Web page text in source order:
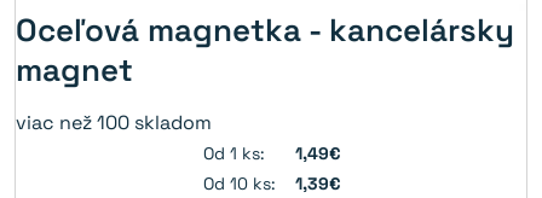
Oceľová magnetka - kancelársky
magnet
viac než 100 skladom
Od 1 ks:
1,49€
Od 10 ks:
1,39€